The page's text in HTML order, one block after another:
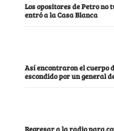
Los opositores de Petro
entró a la Casa Blanca
Así encontraron el cuerpo
escondido por un general
Regresar a la radio para